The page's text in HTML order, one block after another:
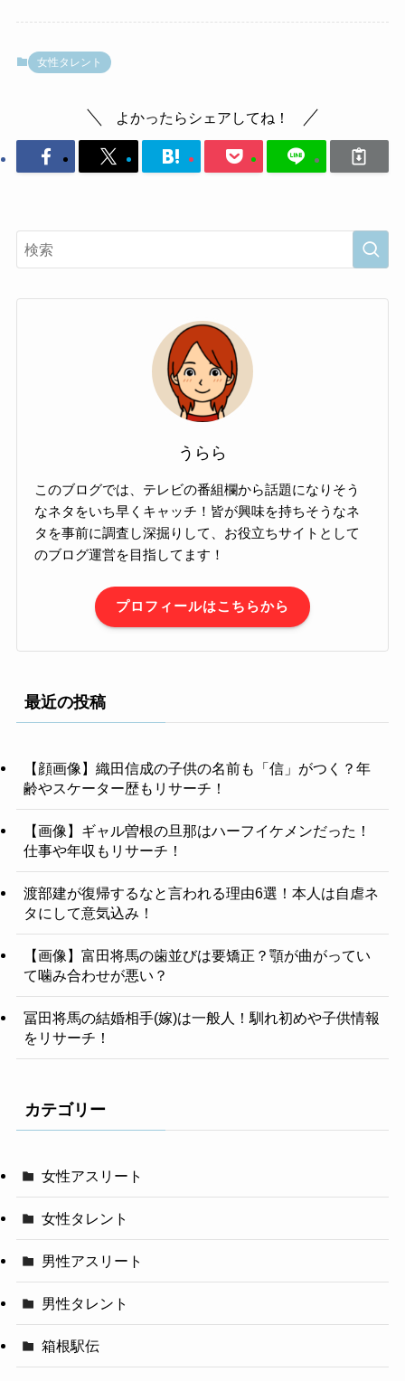
女性タレント
よかったらシェアしてね！
うらら
このブログでは、テレビの番組欄から話題になりそう
なネタをいち早くキャッチ！皆が興味を持ちそうなネ
タを事前に調査し深掘りして、お役立ちサイトとして
のブログ運営を目指してます！
プロフィールはこちらから
最近の投稿
【顔画像】織田信成の子供の名前も「信」がつく？年
齢やスケーター歴もリサーチ！
【画像】ギャル曽根の旦那はハーフイケメンだった！
仕事や年収もリサーチ！
渡部建が復帰するなと言われる理由6選！本人は自虐ネ
タにして意気込み！
【画像】富田将馬の歯並びは要矯正？顎が曲がってい
て噛み合わせが悪い？
冨田将馬の結婚相手(嫁)は一般人！馴れ初めや子供情報
をリサーチ！
カテゴリー
女性アスリート
女性タレント
男性アスリート
男性タレント
箱根駅伝